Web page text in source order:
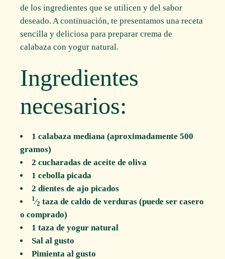
de los ingredientes que se utilicen y del sabor
deseado. A continuación, te presentamos una receta
sencilla y deliciosa para preparar crema de
calabaza con yogur natural.
Ingredientes
necesarios:
1 calabaza mediana (aproximadamente 500
gramos)
2 cucharadas de aceite de oliva
1 cebolla picada
2 dientes de ajo picados
1⁄2 taza de caldo de verduras (puede ser casero
o comprado)
1 taza de yogur natural
Sal al gusto
Pimienta al gusto